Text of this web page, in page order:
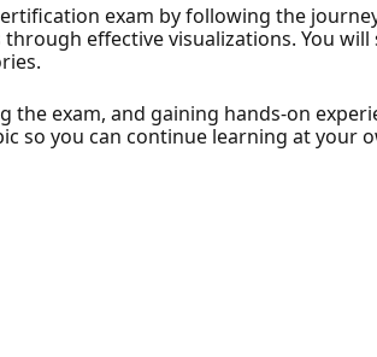
exam by following the
effective visualizations. You will
exam, and gaining hands-on
so you can continue learning at your